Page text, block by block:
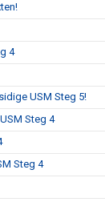
4
USM Steg 5!
Steg 4
Steg 4